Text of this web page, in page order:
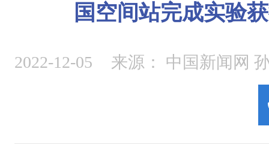
国空间站完成实验
2022-12-05 来源： 中国新闻网